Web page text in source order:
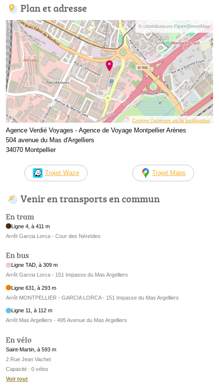
Plan et adresse
© contributeurs OpenStreetMap
Corriger l’adresse ou la localisation
Agence Verdié Voyages - Agence de Voyage Montpellier Arènes
504 avenue du Mas d'Argelliers
34070 Montpellier
Trajet Waze Trajet Maps
Venir en transports en commun
En tram
Ligne 4, à 411 m
Arrêt Garcia Lorca - Cour des Néreïdes
En bus
Ligne TAD, à 309 m
Arrêt Garcia Lorca - 151 Impasse du Mas Argelliers
Ligne 631, à 293 m
Arrêt MONTPELLIER - GARCIA LORCA - 151 Impasse du Mas Argelliers
Ligne 11, à 112 m
Arrêt Mas Argelliers - 495 Avenue du Mas Argelliers
En vélo
Saint-Martin, à 593 m
2 Rue Jean Vachet
Capacité : 0 vélos
Voir tout